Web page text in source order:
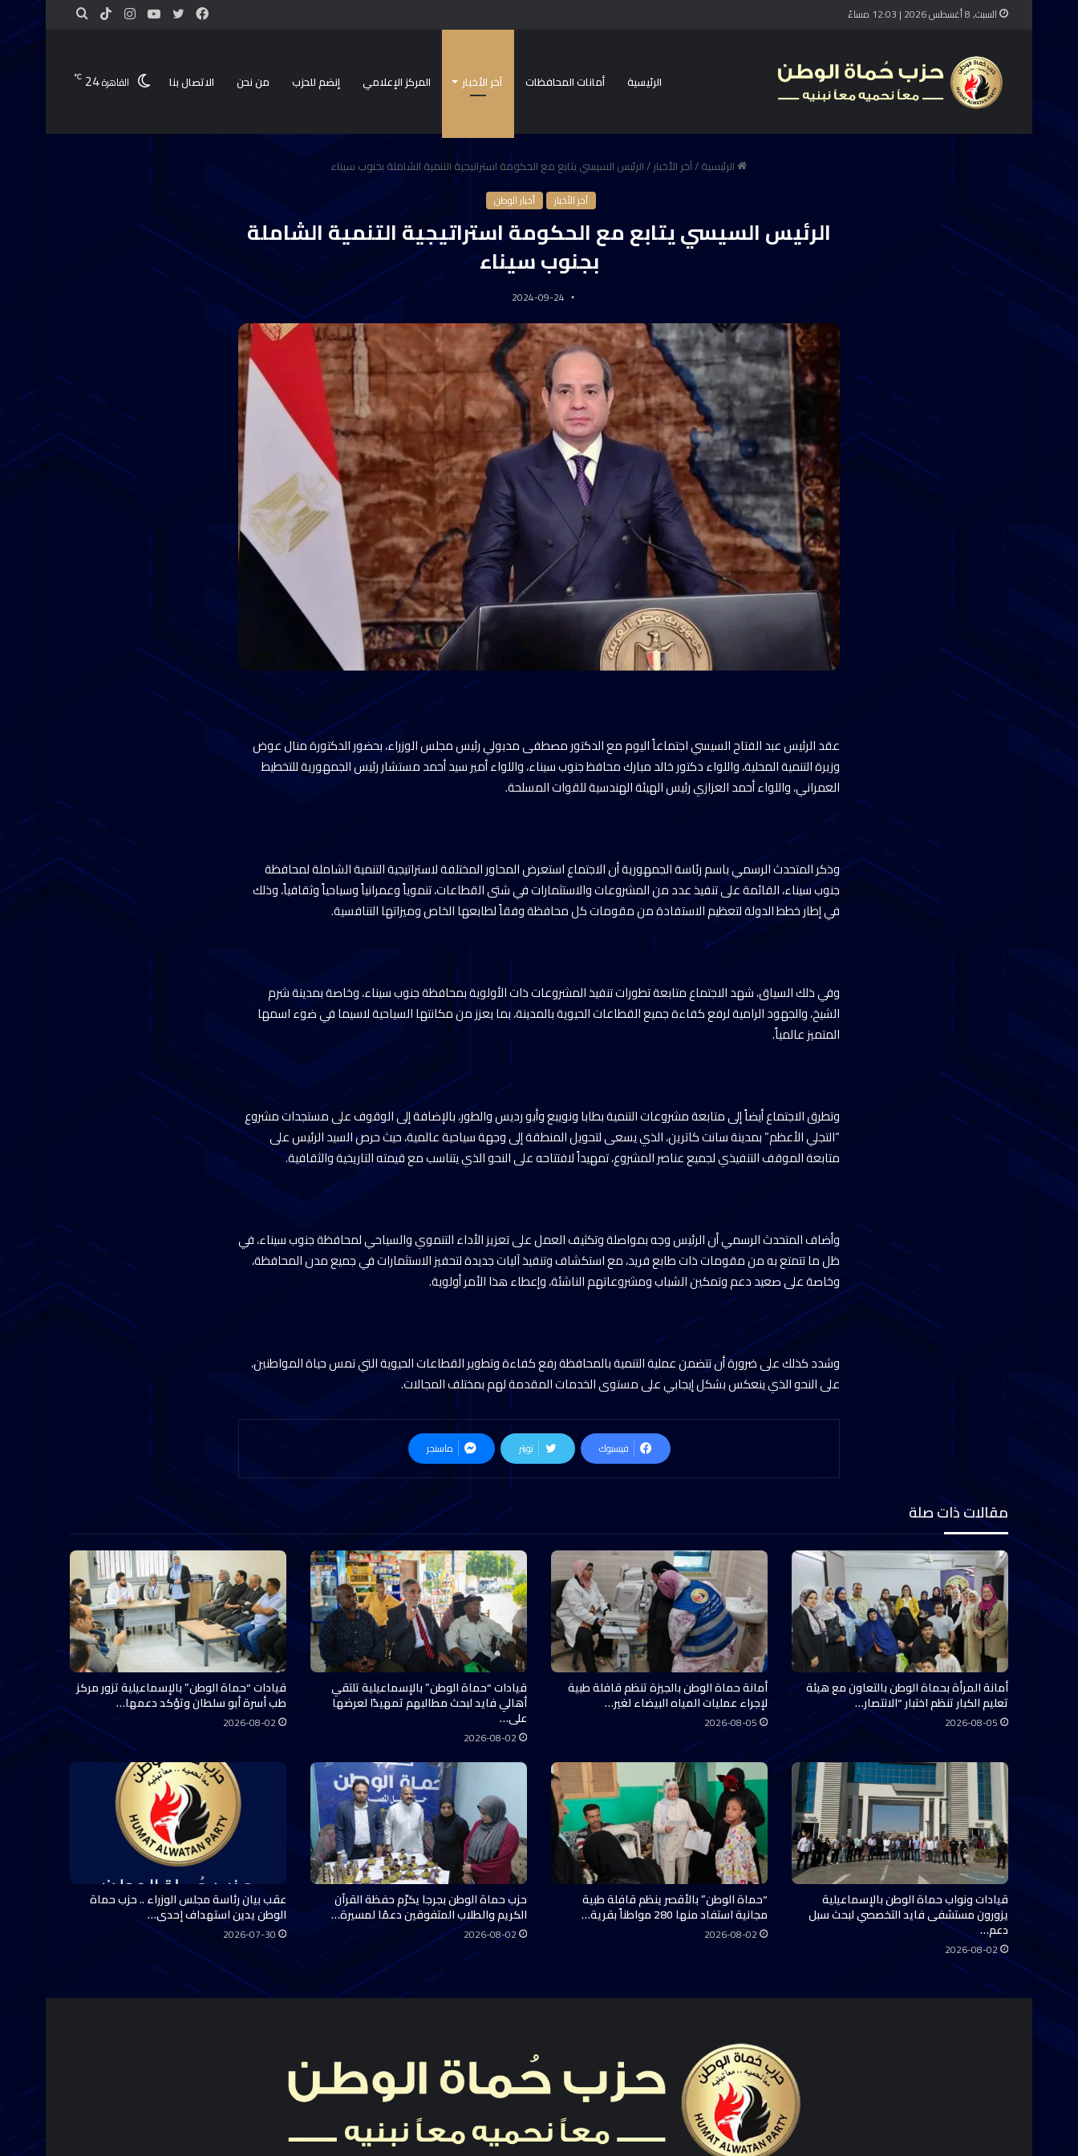
السبت, 8 أغسطس 2026 | 12:03 مساءً
الرئيسية أمانات المحافظات آخر الأخبار المركز الإعلامي إنضم للحزب من نحن الاتصال بنا القاهرة24
℃
الرئيسية/آخر الأخبار/الرئيس السيسي يتابع مع الحكومة استراتيجية التنمية الشاملة بجنوب سيناء
آخر الأخبار أخبار الوطن
الرئيس السيسي يتابع مع الحكومة استراتيجية التنمية الشاملة
بجنوب سيناء
2024-09-24
عقد الرئيس عبد الفتاح السيسي اجتماعاً اليوم مع الدكتور مصطفى مدبولي رئيس مجلس الوزراء، بحضور الدكتورة منال عوض
وزيرة التنمية المحلية، واللواء دكتور خالد مبارك محافظ جنوب سيناء، واللواء أمير سيد أحمد مستشار رئيس الجمهورية للتخطيط
العمراني، واللواء أحمد العزازي رئيس الهيئة الهندسية للقوات المسلحة.
وذكر المتحدث الرسمي باسم رئاسة الجمهورية أن الاجتماع استعرض المحاور المختلفة لاستراتيجية التنمية الشاملة لمحافظة
جنوب سيناء، القائمة على تنفيذ عدد من المشروعات والاستثمارات في شتى القطاعات، تنموياً وعمرانياً وسياحياً وثقافياً، وذلك
في إطار خطط الدولة لتعظيم الاستفادة من مقومات كل محافظة وفقاً لطابعها الخاص وميزاتها التنافسية.
وفي ذلك السياق، شهد الاجتماع متابعة تطورات تنفيذ المشروعات ذات الأولوية بمحافظة جنوب سيناء، وخاصة بمدينة شرم
الشيخ، والجهود الرامية لرفع كفاءة جميع القطاعات الحيوية بالمدينة، بما يعزز من مكانتها السياحية لاسيما في ضوء اسمها
المتميز عالمياً.
وتطرق الاجتماع أيضاً إلى متابعة مشروعات التنمية بطابا ونويبع وأبو رديس والطور، بالإضافة إلى الوقوف على مستجدات مشروع
“التجلي الأعظم” بمدينة سانت كاترين، الذي يسعى لتحويل المنطقة إلى وجهة سياحية عالمية، حيث حرص السيد الرئيس على
متابعة الموقف التنفيذي لجميع عناصر المشروع، تمهيداً لافتتاحه على النحو الذي يتناسب مع قيمته التاريخية والثقافية.
وأضاف المتحدث الرسمي أن الرئيس وجه بمواصلة وتكثيف العمل على تعزيز الأداء التنموي والسياحي لمحافظة جنوب سيناء، في
ظل ما تتمتع به من مقومات ذات طابع فريد، مع استكشاف وتنفيذ آليات جديدة لتحفيز الاستثمارات في جميع مدن المحافظة،
وخاصة على صعيد دعم وتمكين الشباب ومشروعاتهم الناشئة، وإعطاء هذا الأمر أولوية.
وشدد كذلك على ضرورة أن تتضمن عملية التنمية بالمحافظة رفع كفاءة وتطوير القطاعات الحيوية التي تمس حياة المواطنين،
على النحو الذي ينعكس بشكل إيجابي على مستوى الخدمات المقدمة لهم بمختلف المجالات.
فيسبوك تويتر ماسنجر
مقالات ذات صلة
أمانة المرأة بحماة الوطن بالتعاون مع هيئة
تعليم الكبار تنظم اختبار “الانتصار…
2026-08-05
أمانة حماة الوطن بالجيزة تنظم قافلة طبية
لإجراء عمليات المياه البيضاء لغير…
2026-08-05
قيادات “حماة الوطن” بالإسماعيلية تلتقي
أهالي فايد لبحث مطالبهم تمهيدًا لعرضها
على…
2026-08-02
قيادات “حماة الوطن” بالإسماعيلية تزور مركز
طب أسرة أبو سلطان وتؤكد دعمها…
2026-08-02
قيادات ونواب حماة الوطن بالإسماعيلية
يزورون مستشفى فايد التخصصي لبحث سبل
دعم…
2026-08-02
“حماة الوطن” بالأقصر ينظم قافلة طبية
مجانية استفاد منها 280 مواطناً بقرية…
2026-08-02
حزب حماة الوطن بجرجا يكرّم حفظة القرآن
الكريم والطلاب المتفوقين دعمًا لمسيرة…
2026-08-02
عقب بيان رئاسة مجلس الوزراء .. حزب حماة
الوطن يدين استهداف إحدى…
2026-07-30